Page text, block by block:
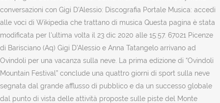
conversazioni con Gigi D'Alessio: Discografia Portale Musica: accedi
alle voci di Wikipedia che trattano di musica Questa pagina è stata
modificata per l'ultima volta il 23 dic 2020 alle 15:57. 67021 Picenze
di Barisciano (Aq) Gigi D'Alessio e Anna Tatangelo arrivano ad
Ovindoli per una vacanza sulla neve. La prima edizione di “Ovindoli
Mountain Festival” conclude una quattro giorni di sport sulla neve
segnata dal grande afflusso di pubblico e da un successo globale
dal punto di vista delle attività proposte sulle piste del Monte